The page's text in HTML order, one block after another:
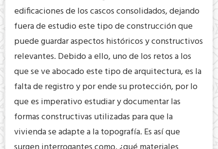
edificaciones de los cascos consolidados, dejando
fuera de estudio este tipo de construcción que
puede guardar aspectos históricos y constructivos
relevantes. Debido a ello, uno de los retos a los
que se ve abocado este tipo de arquitectura, es la
falta de registro y por ende su protección, por lo
que es imperativo estudiar y documentar las
formas constructivas utilizadas para que la
vivienda se adapte a la topografía. Es así que